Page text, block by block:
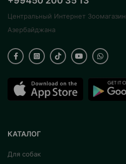
Центральный Интернет Зоомагазин
Азербайджана
КАТАЛОГ
Для собак